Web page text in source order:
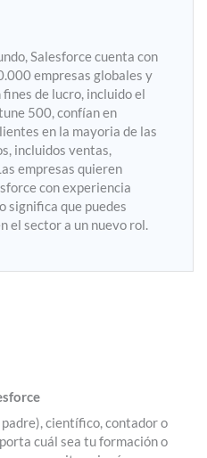
Salesforce cuenta con
empresas globales y
de lucro, incluido el
500, confían en
en la mayoria de las
incluidos ventas,
empresas quieren
con experiencia
significa que puedes
el sector a un nuevo rol.
padre), científico, contador o
cuál sea tu formación o